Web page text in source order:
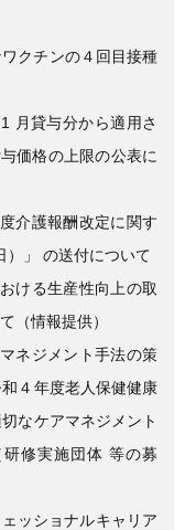
クチンの４回目接種
貸与分から適用さ
価格の上限の公表に
介護報酬改定に関す
）」 の送付について
ける生産性向上の取
（情報提供）
マネジメント手法の策
４年度老人保健健康
なケアマネジメント
修実施団体 等の募
ッショナルキャリア